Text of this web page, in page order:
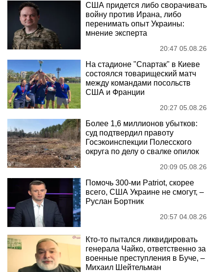
США придется либо сворачивать
войну против Ирана, либо
перенимать опыт Украины:
мнение эксперта
20:47 05.08.26
На стадионе "Спартак" в Киеве
состоялся товарищеский матч
между командами посольств
США и Франции
20:27 05.08.26
Более 1,6 миллионов убытков:
суд подтвердил правоту
Госэкоинспекции Полесского
округа по делу о свалке опилок
20:09 05.08.26
Помочь 300-ми Patriot, скорее
всего, США Украине не смогут, –
Руслан Бортник
20:57 04.08.26
Кто-то пытался ликвидировать
генерала Чайко, ответственно за
военные преступления в Буче, –
Михаил Шейтельман